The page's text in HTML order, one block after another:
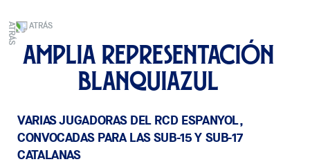
ATRÁS
Amplia representación
blanquiazul
VARIAS JUGADORAS DEL RCD ESPANYOL,
CONVOCADAS PARA LAS SUB-15 Y SUB-17
CATALANAS